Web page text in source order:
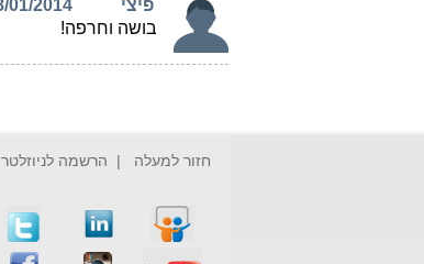
חזור למעלה | הרשמה לניוזלטר